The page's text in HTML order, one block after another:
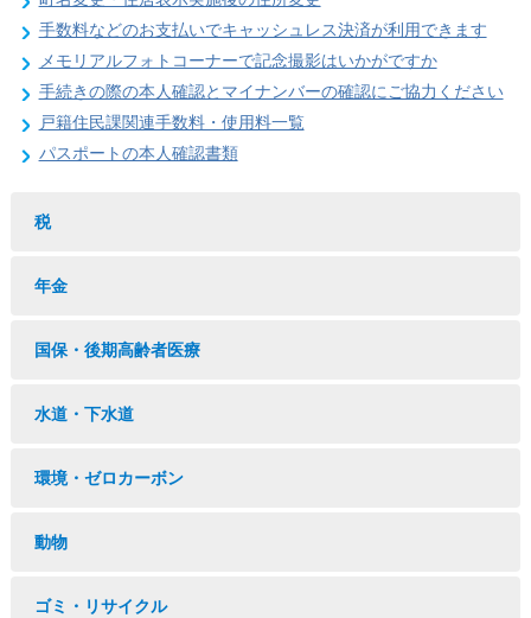
手数料などのお支払いでキャッシュレス決済が利用できます
メモリアルフォトコーナーで記念撮影はいかがですか
手続きの際の本人確認とマイナンバーの確認にご協力ください
戸籍住民課関連手数料・使用料一覧
パスポートの本人確認書類
税
年金
国保・後期高齢者医療
水道・下水道
環境・ゼロカーボン
動物
ゴミ・リサイクル